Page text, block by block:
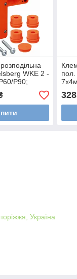
WKE 2 -
Р90;
5хМ25;
Україна